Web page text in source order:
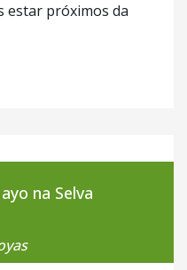
estar próximos da
povoado de
e caso ainda
opcional até uma
seu Agente Explora
até
na Selva